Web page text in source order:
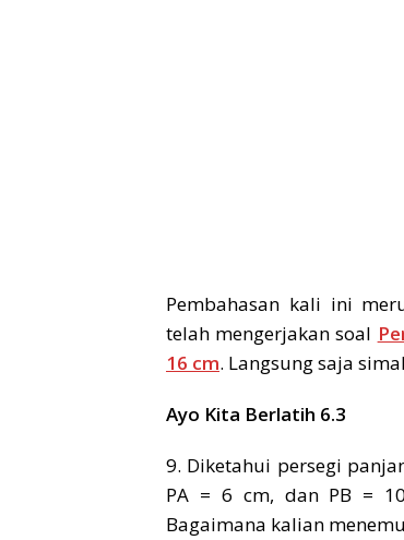
Pembahasan kali ini
telah mengerjakan soal
16 cm. Langsung saja
Ayo Kita Berlatih 6.3
9. Diketahui persegi
PA = 6 cm, dan PB =
Bagaimana kalian